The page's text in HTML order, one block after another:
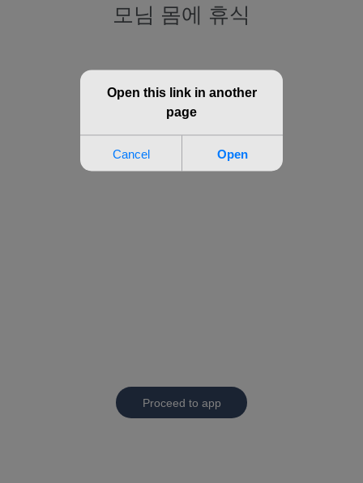
모님 몸에 휴식
Proceed to app